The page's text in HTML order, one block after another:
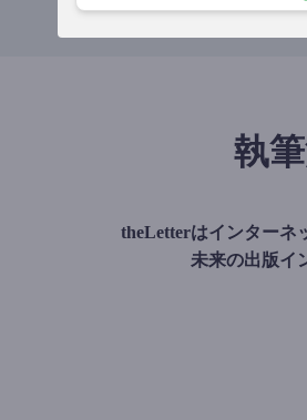
執
theLetterはインターネ
未来の出版イ